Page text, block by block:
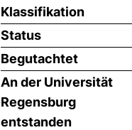
Klassifikation
Status
Begutachtet
An der Universität
Regensburg
entstanden